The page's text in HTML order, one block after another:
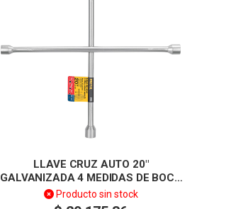
LLAVE CRUZ AUTO 20″
GALVANIZADA 4 MEDIDAS DE BOCA
– PRETUL
Producto sin stock